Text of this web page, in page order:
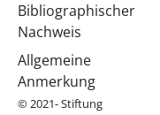
Bibliographischer
Nachweis
Allgemeine
Anmerkung
© 2021- Stiftung